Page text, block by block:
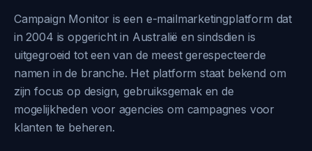
Campaign Monitor is een e-mailmarketingplatform dat
in 2004 is opgericht in Australië en sindsdien is
uitgegroeid tot een van de meest gerespecteerde
namen in de branche. Het platform staat bekend om
zijn focus op design, gebruiksgemak en de
mogelijkheden voor agencies om campagnes voor
klanten te beheren.